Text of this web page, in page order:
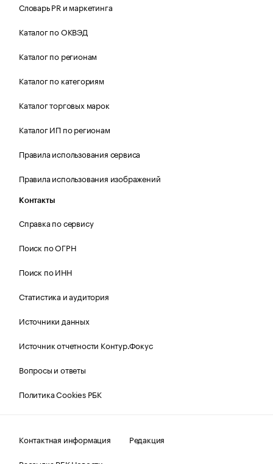
Словарь PR и маркетинга
Каталог по ОКВЭД
Каталог по регионам
Каталог по категориям
Каталог торговых марок
Каталог ИП по регионам
Правила использования сервиса
Правила использования изображений
Контакты
Справка по сервису
Поиск по ОГРН
Поиск по ИНН
Статистика и аудитория
Источники данных
Источник отчетности Контур.Фокус
Вопросы и ответы
Политика Cookies РБК
Контактная информация
Редакция